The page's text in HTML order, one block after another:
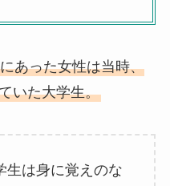
あった女性は当時、
いた大学生。
生は身に覚えのな